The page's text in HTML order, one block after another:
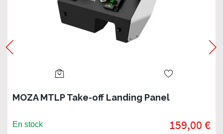
MOZA MTLP Take-off Landing Panel
En stock 159,00 €